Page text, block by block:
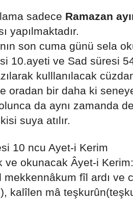
sadece Ramazan
yapılmaktadır.
son cuma günü sela
10.ayeti ve Sad süresi
kulllanılacak
oradan bir daha ki
da aynı zamanda
suya atılır.
10 ncu Ayet-i Kerim
ve okunacak Âyet-i Kerim:
mekkennâkum fîl ardı ve
kalîlen mâ